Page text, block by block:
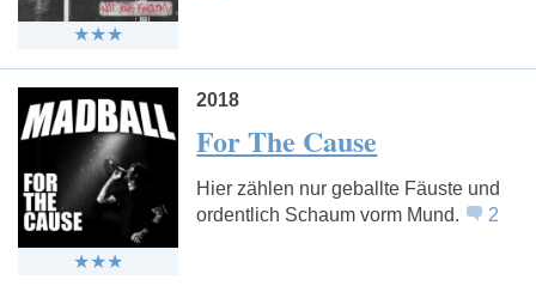
2018
For The Cause
Hier zählen nur geballte Fäuste und
ordentlich Schaum vorm Mund.
2